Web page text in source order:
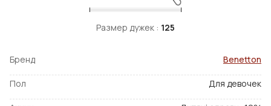
Размер дужек : 125
Бренд Benetton
Пол Для девочек